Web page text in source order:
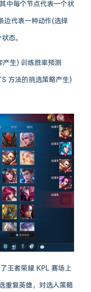
中每个节点代表一个状
边代表一种动作(选择
态。
生) 训练胜率预测
方法的挑选策略产生)
王者荣耀 KPL 赛场上
重复英雄，对选人策略